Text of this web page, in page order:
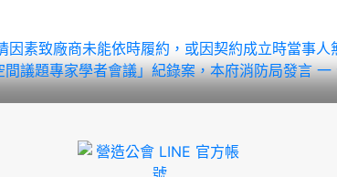
因素致廠商未能依時履約，或因契約成立時當事
議題專家學者會議」紀錄案，本府消防局發言